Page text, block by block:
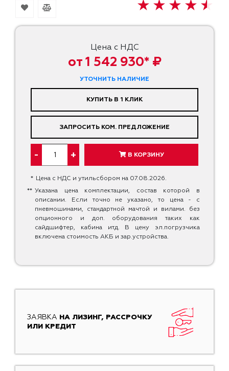
Цена с НДС
от 1 542 930* ₽
УТОЧНИТЬ НАЛИЧИЕ
КУПИТЬ В 1 КЛИК
ЗАПРОСИТЬ КОМ. ПРЕДЛОЖЕНИЕ
- + В КОРЗИНУ
* Цена с НДС и утильсбором на 07.08.2026.
** Указана цена комплектации, состав которой в
описании. Если точно не указано, то цена - с
пневмошинами, стандартной мачтой и вилами. без
опционного и доп. оборудования таких как
сайдшифтер, кабина итд. В цену эл.погрузчика
включена стоимость АКБ и зар.устройства.
ЗАЯВКА НА ЛИЗИНГ, РАССРОЧКУ
ИЛИ КРЕДИТ